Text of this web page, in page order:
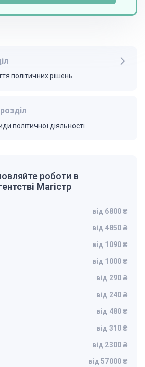
політичної діяльності
політичних рішень
роботи в
Магістр
від 6800 ₴
від 4850 ₴
від 1090 ₴
від 1000 ₴
від 290 ₴
від 240 ₴
від 480 ₴
від 310 ₴
від 2300 ₴
від 57000 ₴